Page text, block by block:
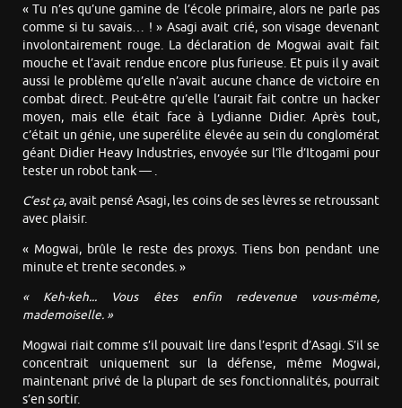
« Tu n’es qu’une gamine de l’école primaire, alors ne parle pas
comme si tu savais… ! » Asagi avait crié, son visage devenant
involontairement rouge. La déclaration de Mogwai avait fait
mouche et l’avait rendue encore plus furieuse. Et puis il y avait
aussi le problème qu’elle n’avait aucune chance de victoire en
combat direct. Peut-être qu’elle l’aurait fait contre un hacker
moyen, mais elle était face à Lydianne Didier. Après tout,
c’était un génie, une superélite élevée au sein du conglomérat
géant Didier Heavy Industries, envoyée sur l’île d’Itogami pour
tester un robot tank — .
C’est ça, avait pensé Asagi, les coins de ses lèvres se retroussant
avec plaisir.
« Mogwai, brûle le reste des proxys. Tiens bon pendant une
minute et trente secondes. »
« Keh-keh... Vous êtes enfin redevenue vous-même,
mademoiselle. »
Mogwai riait comme s’il pouvait lire dans l’esprit d’Asagi. S’il se
concentrait uniquement sur la défense, même Mogwai,
maintenant privé de la plupart de ses fonctionnalités, pourrait
s’en sortir.